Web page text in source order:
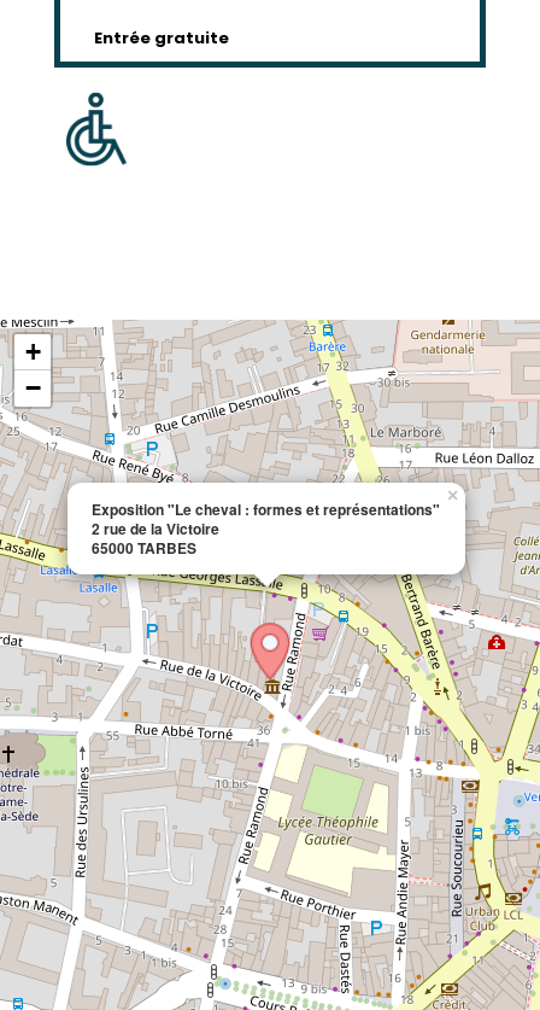
Entrée gratuite
Exposition "Le cheval : formes et représentations"
2 rue de la Victoire
65000 TARBES
×
+
−